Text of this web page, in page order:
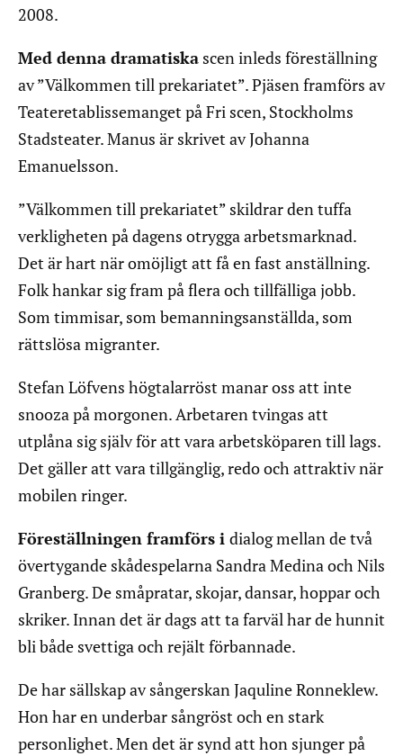
2008.
Med denna dramatiska scen inleds föreställning
av ”Välkommen till prekariatet”. Pjäsen framförs av
Teateretablissemanget på Fri scen, Stockholms
Stadsteater. Manus är skrivet av Johanna
Emanuelsson.
”Välkommen till prekariatet” skildrar den tuffa
verkligheten på dagens otrygga arbetsmarknad.
Det är hart när omöjligt att få en fast anställning.
Folk hankar sig fram på flera och tillfälliga jobb.
Som timmisar, som bemanningsanställda, som
rättslösa migranter.
Stefan Löfvens högtalarröst manar oss att inte
snooza på morgonen. Arbetaren tvingas att
utplåna sig själv för att vara arbetsköparen till lags.
Det gäller att vara tillgänglig, redo och attraktiv när
mobilen ringer.
Föreställningen framförs i dialog mellan de två
övertygande skådespelarna Sandra Medina och Nils
Granberg. De småpratar, skojar, dansar, hoppar och
skriker. Innan det är dags att ta farväl har de hunnit
bli både svettiga och rejält förbannade.
De har sällskap av sångerskan Jaquline Ronneklew.
Hon har en underbar sångröst och en stark
personlighet. Men det är synd att hon sjunger på